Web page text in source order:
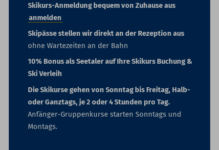
Skikurs-Anmeldung bequem von Zuhause aus
anmelden
Skipässe stellen wir direkt an der Rezeption aus
ohne Wartezeiten an der Bahn
10% Bonus als Seetaler auf Ihre Skikurs Buchung &
Ski Verleih
Die Skikurse gehen von Sonntag bis Freitag, Halb-
oder Ganztags, je 2 oder 4 Stunden pro Tag.
Anfänger-Gruppenkurse starten Sonntags und
Montags.